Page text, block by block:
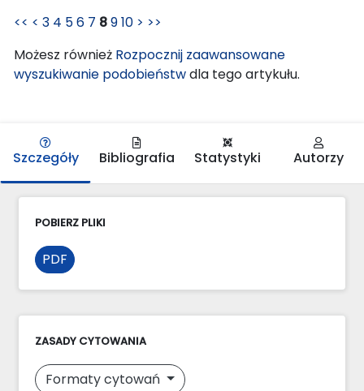
<< < 3 4 56 7 8910 > >>
Możesz również Rozpocznij zaawansowane
wyszukiwanie podobieństwdla tego artykułu.
Szczegóły Bibliografia Statystyki Autorzy
POBIERZ PLIKI
PDF
ZASADY CYTOWANIA
Formaty cytowań